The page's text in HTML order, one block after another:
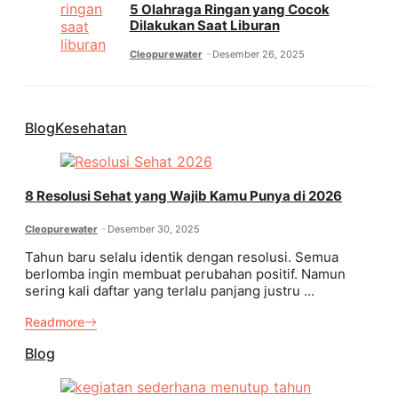
5 Olahraga Ringan yang Cocok
Dilakukan Saat Liburan
Cleopurewater Desember 26, 2025
BlogKesehatan
8 Resolusi Sehat yang Wajib Kamu Punya di 2026
Cleopurewater Desember 30, 2025
Tahun baru selalu identik dengan resolusi. Semua
berlomba ingin membuat perubahan positif. Namun
sering kali daftar yang terlalu panjang justru ...
Readmore
Blog